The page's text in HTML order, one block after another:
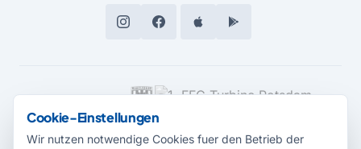
MEDIENPARTNER
Cookie-Einstellungen
Wir nutzen notwendige Cookies fuer den Betrieb der